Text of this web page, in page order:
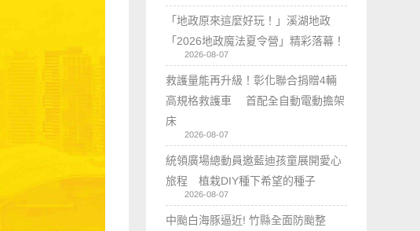
「地政原來這麼好玩！」溪湖地政
「2026地政魔法夏令營」精彩落幕！
2026-08-07
救護量能再升級！彰化聯合捐贈4輛
高規格救護車 首配全自動電動擔架
床
2026-08-07
統領廣場總動員邀藍迪孩童展開愛心
旅程 植栽DIY種下希望的種子
2026-08-07
中颱白海豚逼近! 竹縣全面防颱整